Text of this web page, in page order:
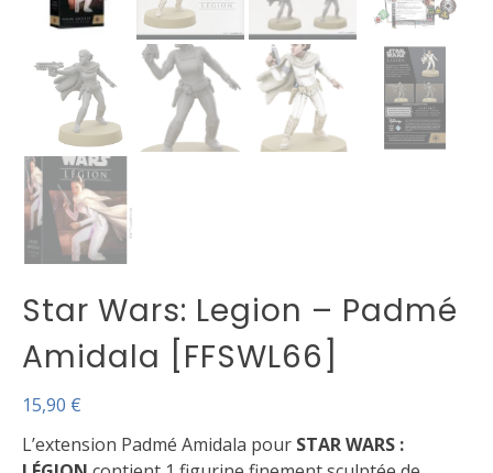
Star Wars: Legion – Padmé
Amidala [FFSWL66]
15,90 €
L’extension Padmé Amidala pour STAR WARS :